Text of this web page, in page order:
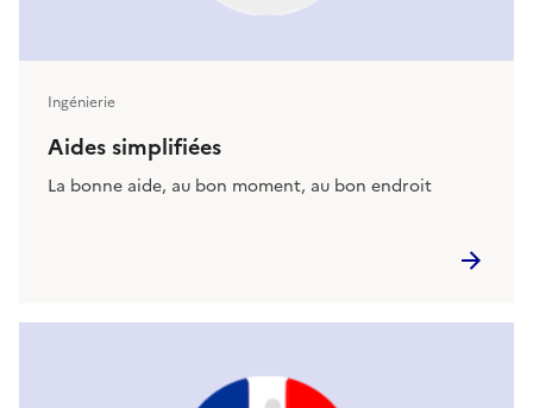
Ingénierie
Aides simplifiées
La bonne aide, au bon moment, au bon endroit